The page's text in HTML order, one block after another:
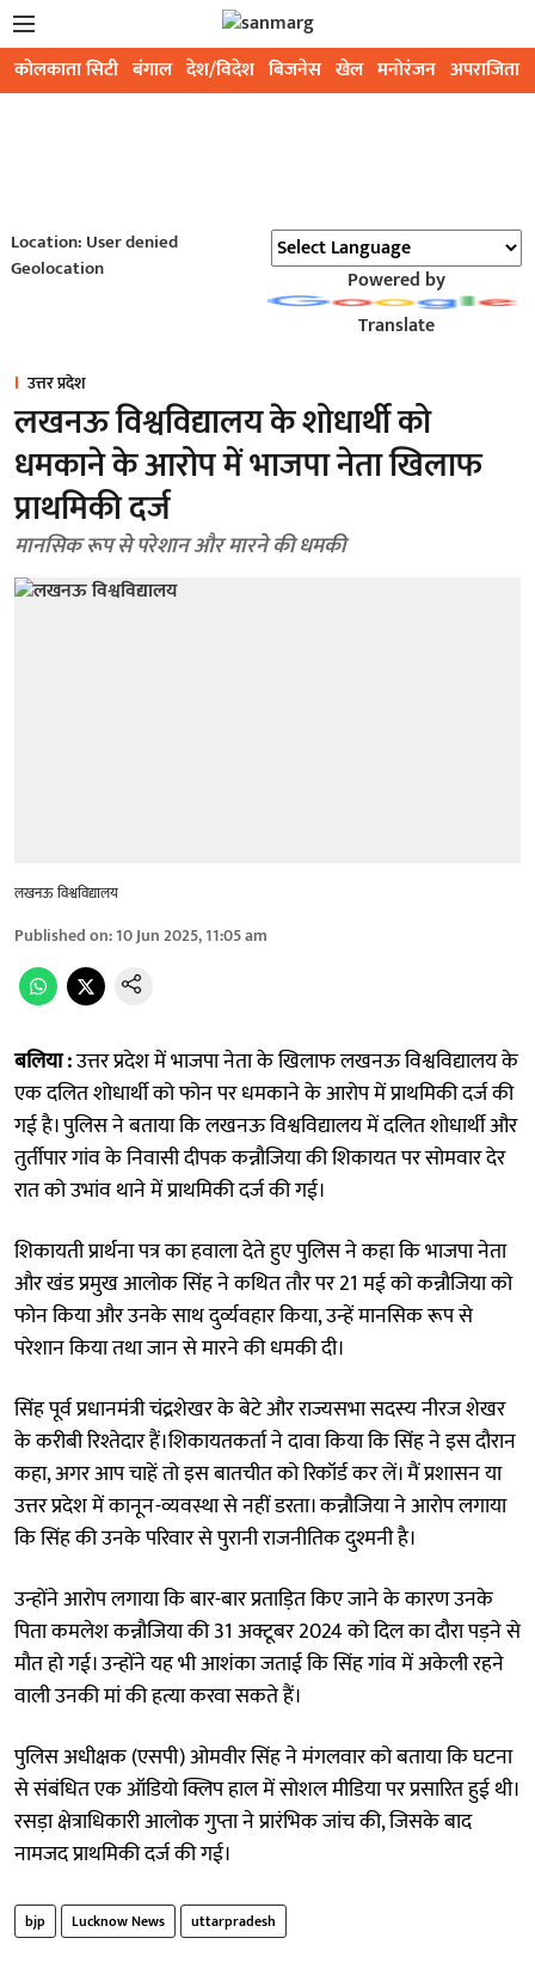
कोलकाता सिटी बंगाल देश/विदेश बिजनेस खेल मनोरंजन अपराजिता
Location: User denied
Geolocation
Powered by
Translate
उत्तर प्रदेश
लखनऊ विश्वविद्यालय के शोधार्थी को
धमकाने के आरोप में भाजपा नेता खिलाफ
प्राथमिकी दर्ज
मानसिक रूप से परेशान और मारने की धमकी
लखनऊ विश्वविद्यालय
Published on:10 Jun 2025, 11:05 am
बलिया :उत्तर प्रदेश में भाजपा नेता के खिलाफ लखनऊ विश्वविद्यालय के
एक दलित शोधार्थी को फोन पर धमकाने के आरोप में प्राथमिकी दर्ज की
गई है। पुलिस ने बताया कि लखनऊ विश्वविद्यालय में दलित शोधार्थी और
तुर्तीपार गांव के निवासी दीपक कन्नौजिया की शिकायत पर सोमवार देर
रात को उभांव थाने में प्राथमिकी दर्ज की गई।
शिकायती प्रार्थना पत्र का हवाला देते हुए पुलिस ने कहा कि भाजपा नेता
और खंड प्रमुख आलोक सिंह ने कथित तौर पर 21 मई को कन्नौजिया को
फोन किया और उनके साथ दुर्व्यवहार किया, उन्हें मानसिक रूप से
परेशान किया तथा जान से मारने की धमकी दी।
सिंह पूर्व प्रधानमंत्री चंद्रशेखर के बेटे और राज्यसभा सदस्य नीरज शेखर
के करीबी रिश्तेदार हैं।शिकायतकर्ता ने दावा किया कि सिंह ने इस दौरान
कहा, अगर आप चाहें तो इस बातचीत को रिकॉर्ड कर लें। मैं प्रशासन या
उत्तर प्रदेश में कानून-व्यवस्था से नहीं डरता। कन्नौजिया ने आरोप लगाया
कि सिंह की उनके परिवार से पुरानी राजनीतिक दुश्मनी है।
उन्होंने आरोप लगाया कि बार-बार प्रताड़ित किए जाने के कारण उनके
पिता कमलेश कन्नौजिया की 31 अक्टूबर 2024 को दिल का दौरा पड़ने से
मौत हो गई। उन्होंने यह भी आशंका जताई कि सिंह गांव में अकेली रहने
वाली उनकी मां की हत्या करवा सकते हैं।
पुलिस अधीक्षक (एसपी) ओमवीर सिंह ने मंगलवार को बताया कि घटना
से संबंधित एक ऑडियो क्लिप हाल में सोशल मीडिया पर प्रसारित हुई थी।
रसड़ा क्षेत्राधिकारी आलोक गुप्ता ने प्रारंभिक जांच की, जिसके बाद
नामजद प्राथमिकी दर्ज की गई।
bjp Lucknow News uttarpradesh